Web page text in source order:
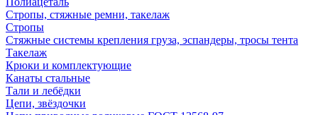
Стропы, стяжные ремни, такелаж
Стропы
Стяжные системы крепления груза, эспандеры, тросы тента
Такелаж
Крюки и комплектующие
Канаты стальные
Тали и лебёдки
Цепи, звёздочки